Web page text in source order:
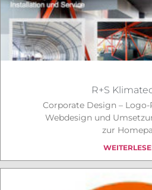
R+S
Corporate Design – Logo-
Webdesign und
zur